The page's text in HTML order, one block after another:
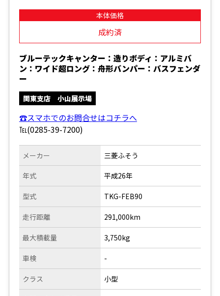
本体価格
成約済
ブルーテックキャンター：造りボディ：アルミバ
ン：ワイド超ロング：舟形バンパー：バスフェンダ
ー
関東支店 小山展示場
☎スマホでのお問合せはコチラへ
℡(0285-39-7200)
メーカー
年式
型式
走行距離
三菱ふそう
平成26年
TKG-FEB90
291,000km
最大積載量
車検
クラス
3,750kg
-
小型